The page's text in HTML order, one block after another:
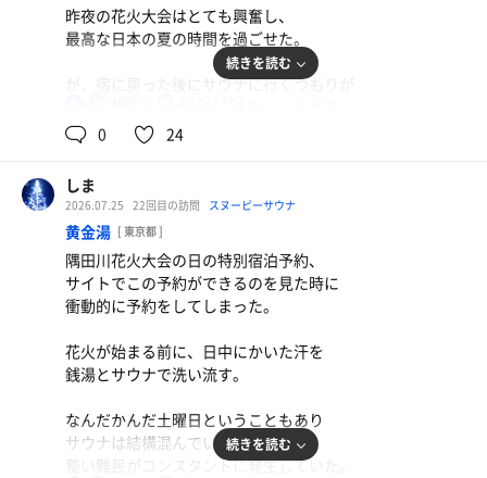
イオンウォーター
のんびりと５セットも楽しんだ。
そのあとは昼寝。
オリーブの実がなり始めてきた。
オートロウリュの噴出にはいくつかパターンがある
①プシューッと比較的勢いがいいやつ。
②ボシュッボシュッと断続的なやつ。
③ポタポタ滴る系。
昨夜の花火大会はとても興奮し、
最高な日本の夏の時間を過ごせた。
が、宿に戻った後にサウナに行くつもりが
ということで朝6:30ごろに起床して
じっくりと朝サウナを楽しむことにする。
混雑具合はいつもの黄金湯通り。
難民が発生する手前のギリギリの人数。
2.5時間の滞在で
うちインフィニティチェアは3回確保。
ただ乱暴に熱いだけではなく、
じっくりポタポタのオートロウリュが気持ちいい。
続きを読む
0 24
しま
2026.07.25 22回目の訪問 スヌーピーサウナ
黄金湯 [ 東京都 ]
隅田川花火大会の日の特別宿泊予約、
サイトでこの予約ができるのを見た時に
衝動的に予約をしてしまった。
花火が始まる前に、日中にかいた汗を
銭湯とサウナで洗い流す。
なんだかんだ土曜日ということもあり
サウナは結構混んでいて、
整い難民がコンスタントに発生していた。
続きを読む